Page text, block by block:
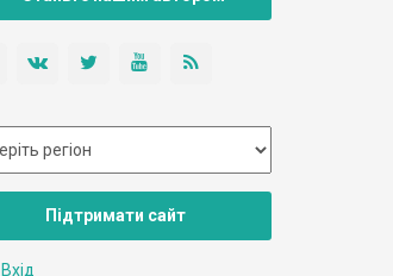
Підтримати сайт
Вхід